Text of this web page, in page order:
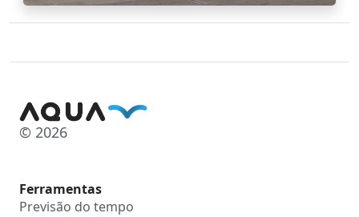
© 2026
Ferramentas
Previsão do tempo